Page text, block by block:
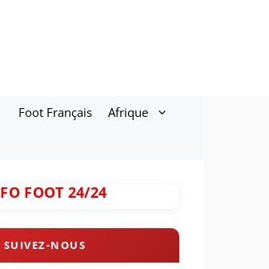
Foot Français Afrique
FOOT 24/24